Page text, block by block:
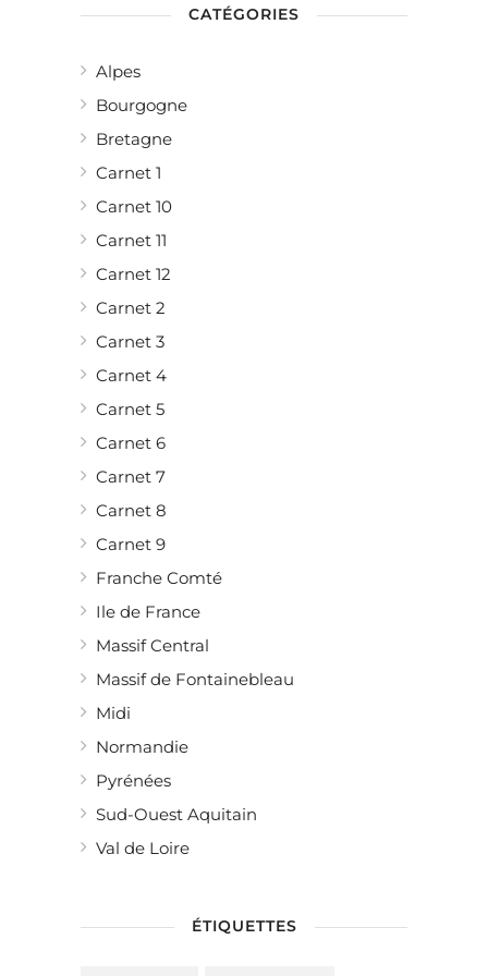
CATÉGORIES
Alpes
Bourgogne
Bretagne
Carnet 1
Carnet 10
Carnet 11
Carnet 12
Carnet 2
Carnet 3
Carnet 4
Carnet 5
Carnet 6
Carnet 7
Carnet 8
Carnet 9
Franche Comté
Ile de France
Massif Central
Massif de Fontainebleau
Midi
Normandie
Pyrénées
Sud-Ouest Aquitain
Val de Loire
ÉTIQUETTES